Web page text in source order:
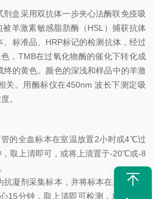
剂盒采用双抗体一步夹心法酶联免疫吸
被羊激素敏感脂肪酶（HSL）捕获抗体
标准品、HRP标记的检测抗体，经过
，TMB在过氧化物酶的催化下转化成
的黄色。颜色的深浅和样品中的羊激
关。用酶标仪在450nm 波长下测定吸
。
的全血标本在室温放置2小时或4℃过
取上清即可，或将上清置于-20℃或-8
抗凝剂采集标本，并将标本在采集后的
15分钟，取上清即可检测，或将上清